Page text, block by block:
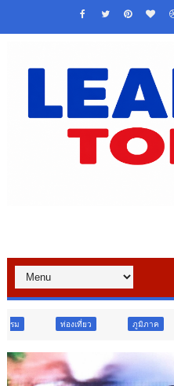
ภูมิภาค